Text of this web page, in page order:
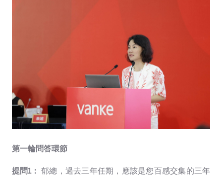
第一輪問答環節
提問1： 郁總，過去三年任期，應該是您百感交集的三年